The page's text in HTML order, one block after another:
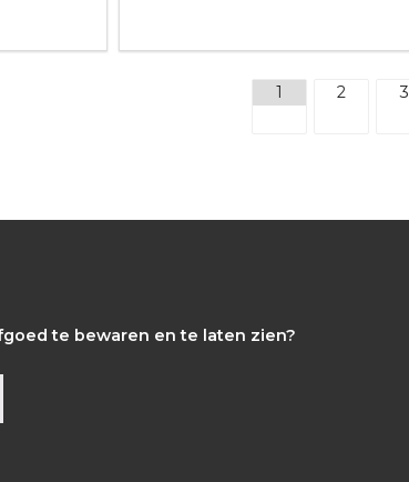
1 2 3
te bewaren en te laten zien?